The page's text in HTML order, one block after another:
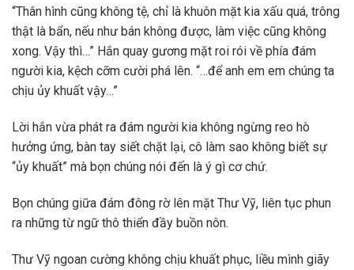
“Thân hình cũng không tệ, chỉ là khuôn mặt kia xấu quá, trông
thật là bẩn, nếu như bán không được, làm việc cũng không
xong. Vậy thì…” Hắn quay gương mặt roi rói về phía đám
người kia, kệch cỡm cười phá lên. “…để anh em em chúng ta
chịu ủy khuất vậy…”
Lời hắn vừa phát ra đám người kia không ngừng reo hò
hưởng ứng, bàn tay siết chặt lại, cô làm sao không biết sự
“ủy khuất” mà bọn chúng nói đến là ý gì cơ chứ.
Bọn chúng giữa đám đông rờ lên mặt Thư Vỹ, liên tục phun
ra những từ ngữ thô thiển đầy buồn nôn.
Thư Vỹ ngoan cường không chịu khuất phục, liều mình giãy